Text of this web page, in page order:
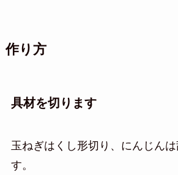
作り方
具材を切ります
玉ねぎはくし形切り、にんじん
す。